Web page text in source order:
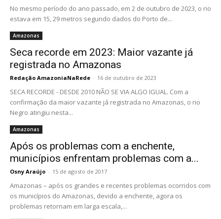
No mesmo período do ano passado, em 2 de outubro de 2023, o rio
estava em 15, 29 metros segundo dados do Porto de...
Amazonas
Seca recorde em 2023: Maior vazante já
registrada no Amazonas
Redação AmazoniaNaRede - 16 de outubro de 2023
SECA RECORDE - DESDE 2010 NÃO SE VIA ALGO IGUAL. Com a
confirmação da maior vazante já registrada no Amazonas, o rio
Negro atingiu nesta...
Amazonas
Após os problemas com a enchente,
municípios enfrentam problemas com a...
Osny Araújo - 15 de agosto de 2017
Amazonas – após os grandes e recentes problemas ocorridos com
os municípios do Amazonas, devido a enchente, agora os
problemas retornam em larga escala,...